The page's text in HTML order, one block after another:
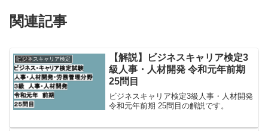
関連記事
ビジネスキャリア検定
【解説】ビジネスキャリア検定3
級人事・人材開発 令和元年前期
25問目
ビジネスキャリア検定3級人事・人材開発
令和元年前期 25問目の解説です。